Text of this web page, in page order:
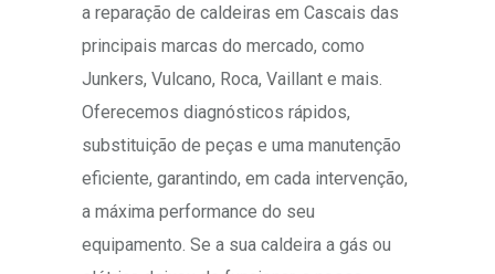
a reparação de caldeiras em Cascais das
principais marcas do mercado, como
Junkers, Vulcano, Roca, Vaillant e mais.
Oferecemos diagnósticos rápidos,
substituição de peças e uma manutenção
eficiente, garantindo, em cada intervenção,
a máxima performance do seu
equipamento. Se a sua caldeira a gás ou